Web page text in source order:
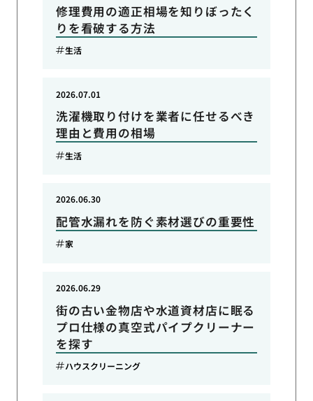
修理費用の適正相場を知りぼったく
りを看破する方法
生活
洗濯機取り付けを業者に任せるべき
理由と費用の相場
2026.07.01
生活
配管水漏れを防ぐ素材選びの重要性
2026.06.30
家
街の古い金物店や水道資材店に眠る
プロ仕様の真空式パイプクリーナー
を探す
2026.06.29
ハウスクリーニング